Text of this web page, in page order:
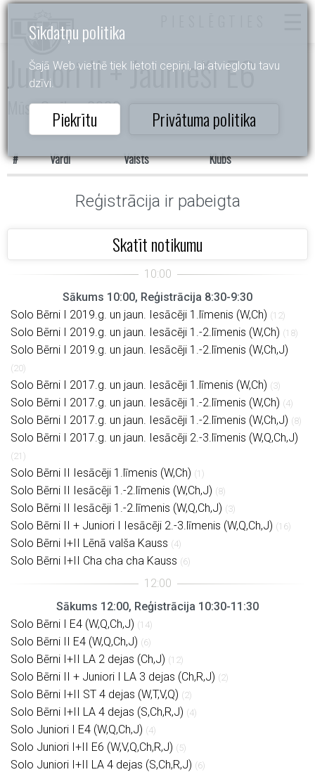
Sīkdatņu politika
Šajā Web vietnē tiek lietoti cepiņi, lai atvieglotu tavu
dzīvi.
Piekrītu Privātuma politika
Juniori II + Jaunieši E6
Mūsu Cerības 2026
# Vārdi Valsts Klubs
Reģistrācija ir pabeigta
Skatīt notikumu
Sākums 10:00, Reģistrācija 8:30-9:30
Solo Bērni I 2019.g. un jaun. Iesācēji 1.līmenis (W,Ch) (12)
Solo Bērni I 2019.g. un jaun. Iesācēji 1.-2.līmenis (W,Ch) (18)
Solo Bērni I 2019.g. un jaun. Iesācēji 1.-2.līmenis (W,Ch,J)
(20)
Solo Bērni I 2017.g. un jaun. Iesācēji 1.līmenis (W,Ch) (3)
Solo Bērni I 2017.g. un jaun. Iesācēji 1.-2.līmenis (W,Ch) (4)
Solo Bērni I 2017.g. un jaun. Iesācēji 1.-2.līmenis (W,Ch,J) (8)
Solo Bērni I 2017.g. un jaun. Iesācēji 2.-3.līmenis (W,Q,Ch,J)
(21)
Solo Bērni II Iesācēji 1.līmenis (W,Ch) (1)
Solo Bērni II Iesācēji 1.-2.līmenis (W,Ch,J) (8)
Solo Bērni II Iesācēji 1.-2.līmenis (W,Q,Ch,J) (3)
Solo Bērni II + Juniori I Iesācēji 2.-3.līmenis (W,Q,Ch,J) (16)
Solo Bērni I+II Lēnā valša Kauss (4)
Solo Bērni I+II Cha cha cha Kauss (6)
Sākums 12:00, Reģistrācija 10:30-11:30
Solo Bērni I E4 (W,Q,Ch,J) (14)
Solo Bērni II E4 (W,Q,Ch,J) (6)
Solo Bērni I+II LA 2 dejas (Ch,J) (12)
Solo Bērni II + Juniori I LA 3 dejas (Ch,R,J) (2)
Solo Bērni I+II ST 4 dejas (W,T,V,Q) (2)
Solo Bērni I+II LA 4 dejas (S,Ch,R,J) (4)
Solo Juniori I E4 (W,Q,Ch,J) (4)
Solo Juniori I+II E6 (W,V,Q,Ch,R,J) (5)
Solo Juniori I+II LA 4 dejas (S,Ch,R,J) (6)